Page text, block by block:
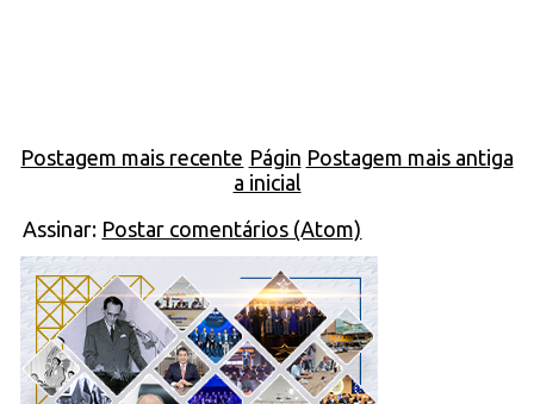
Postagem mais recente Postagem mais antiga
Págin
a inicial
Assinar: Postar comentários (Atom)